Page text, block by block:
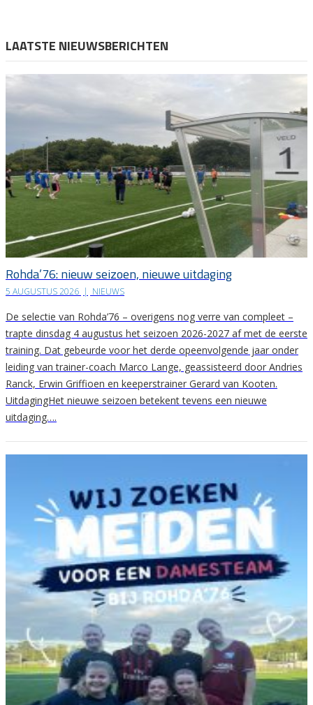
LAATSTE NIEUWSBERICHTEN
Rohda’76: nieuw seizoen, nieuwe uitdaging
5 AUGUSTUS 2026 | NIEUWS
De selectie van Rohda’76 – overigens nog verre van compleet –
trapte dinsdag 4 augustus het seizoen 2026-2027 af met de eerste
training. Dat gebeurde voor het derde opeenvolgende jaar onder
leiding van trainer-coach Marco Lange, geassisteerd door Andries
Ranck, Erwin Griffioen en keeperstrainer Gerard van Kooten.
UitdagingHet nieuwe seizoen betekent tevens een nieuwe
uitdaging….